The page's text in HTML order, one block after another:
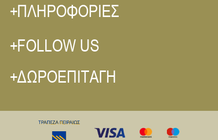
ΠΛΗΡΟΦΟΡΙΕΣ
FOLLOW US
ΔΩΡΟΕΠΙΤΑΓΗ